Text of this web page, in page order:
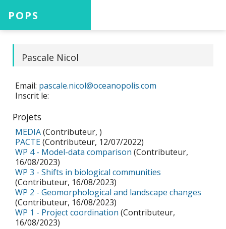
POPS
Projets
Aide
Connexion
Pascale Nicol
Email: pascale.nicol@oceanopolis.com
Inscrit le:
Projets
MEDIA(Contributeur, )
PACTE(Contributeur, 12/07/2022)
WP 4 - Model-data comparison (Contributeur,
16/08/2023)
WP 3 - Shifts in biological communities
(Contributeur, 16/08/2023)
WP 2 - Geomorphological and landscape changes
(Contributeur, 16/08/2023)
WP 1 - Project coordination (Contributeur,
16/08/2023)